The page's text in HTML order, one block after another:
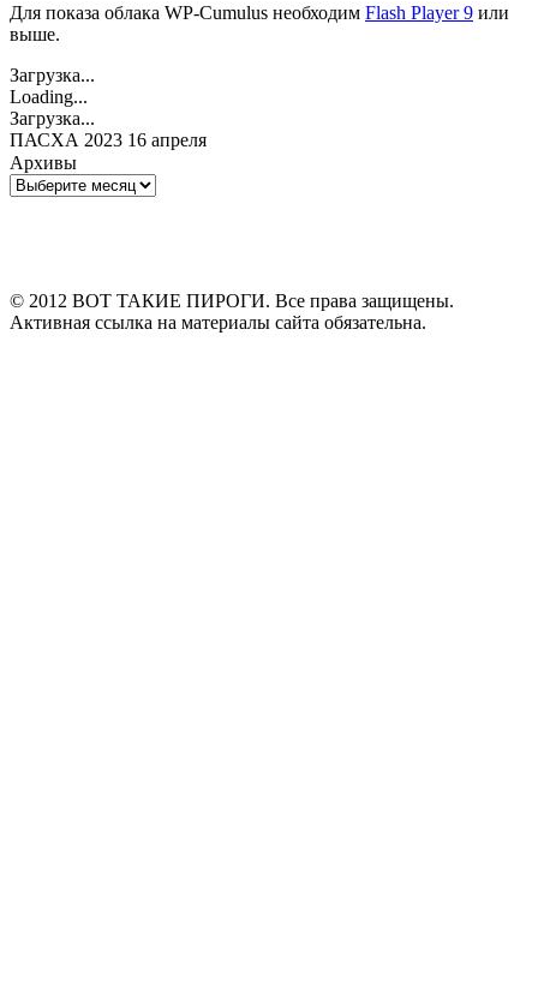
Для показа облака WP-Cumulus необходим Flash Player 9 или
выше.
Загрузка...
Loading...
Загрузка...
ПАСХА 2023 16 апреля
Архивы
Архивы
© 2012 ВОТ ТАКИЕ ПИРОГИ. Все права защищены.
Активная ссылка на материалы сайта обязательна.